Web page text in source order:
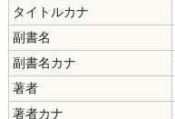
タイトルカナ
副書名
副書名カナ
著者
著者カナ